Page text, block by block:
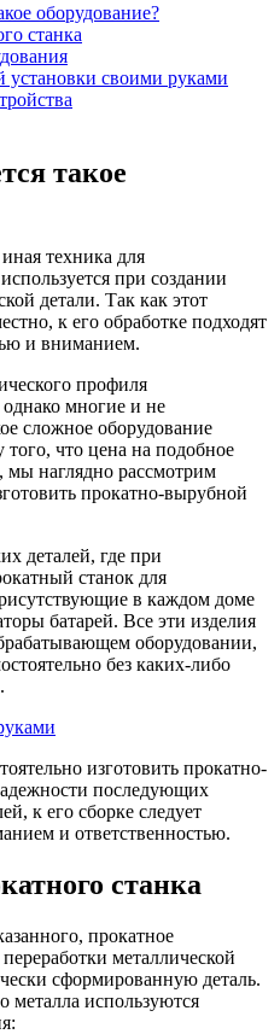
оборудование?
станка
установки своими руками
такое
техника для
при создании
детали. Так как этот
к его обработке подходят
и вниманием.
профиля
многие и не
сложное оборудование
что цена на подобное
мы наглядно рассмотрим
прокатно-вырубной
деталей, где при
станок для
в каждом доме
батарей. Все эти изделия
оборудовании,
без каких-либо
изготовить прокатно-
последующих
к его сборке следует
и ответственностью.
станка
прокатное
металлической
сформированную деталь.
металла используются